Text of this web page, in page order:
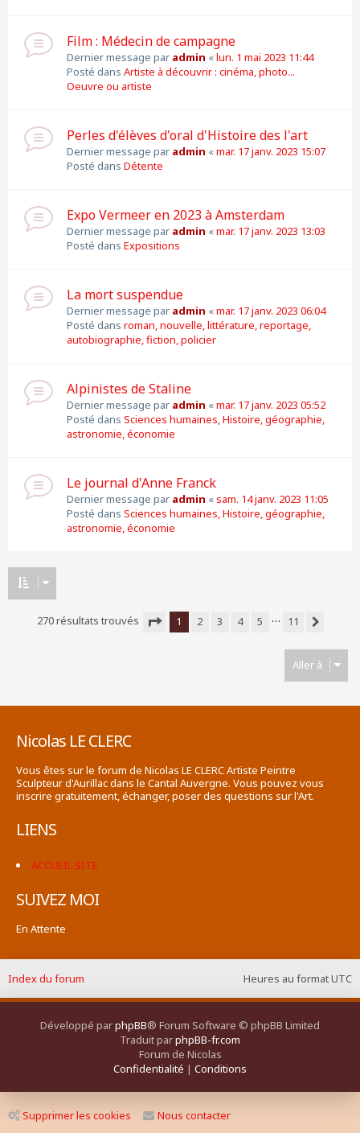
Film : Médecin de campagne
Dernier message par admin «lun. 1 mai 2023 11:44
Posté dans Artiste à découvrir : cinéma, photo...
Oeuvre ou artiste
Perles d'élèves d'oral d'Histoire des l'art
Dernier message par admin «mar. 17 janv. 2023 15:07
Posté dans Détente
Expo Vermeer en 2023 à Amsterdam
Dernier message par admin «mar. 17 janv. 2023 13:03
Posté dans Expositions
La mort suspendue
Dernier message par admin «mar. 17 janv. 2023 06:04
Posté dans roman, nouvelle, littérature, reportage,
autobiographie, fiction, policier
Alpinistes de Staline
Dernier message par admin «mar. 17 janv. 2023 05:52
Posté dans Sciences humaines, Histoire, géographie,
astronomie, économie
Le journal d'Anne Franck
Dernier message par admin «sam. 14 janv. 2023 11:05
Posté dans Sciences humaines, Histoire, géographie,
astronomie, économie
270 résultats trouvés
1 2 3 4 5 …
11
Aller à
Nicolas LE CLERC
Vous êtes sur le forum de Nicolas LE CLERC Artiste Peintre
Sculpteur d'Aurillac dans le Cantal Auvergne. Vous pouvez vous
inscrire gratuitement, échanger, poser des questions sur l'Art.
LIENS
ACCUEIL SITE
SUIVEZ MOI
En Attente
Heures au formatUTC
Index du forum
Développé parphpBB® Forum Software © phpBB Limited
Traduit parphpBB-fr.com
Forum de Nicolas
Confidentialité | Conditions
Supprimer les cookies Nous contacter